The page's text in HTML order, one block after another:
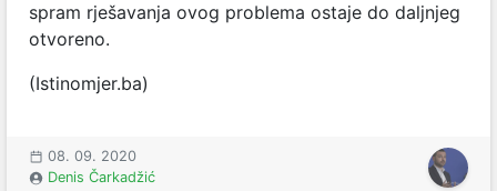
spram rješavanja ovog problema ostaje do daljnjeg
otvoreno.
(Istinomjer.ba)
08. 09. 2020
Denis Čarkadžić